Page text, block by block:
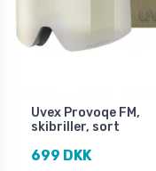
Uvex Provoqe FM,
skibriller, sort
699 DKK